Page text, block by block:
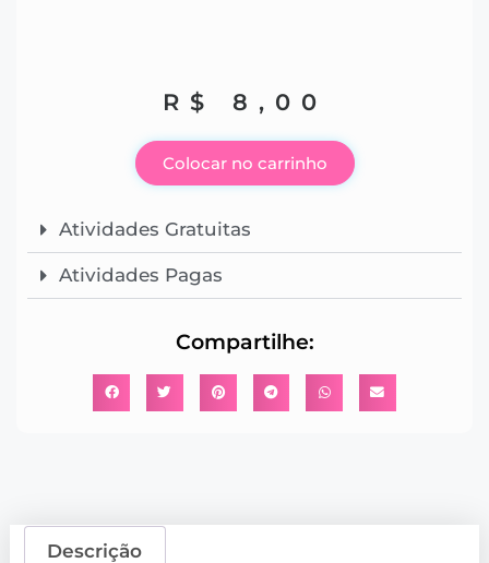
R$ 8,00
Colocar no carrinho
Atividades Gratuitas
Atividades Pagas
Compartilhe:
Descrição